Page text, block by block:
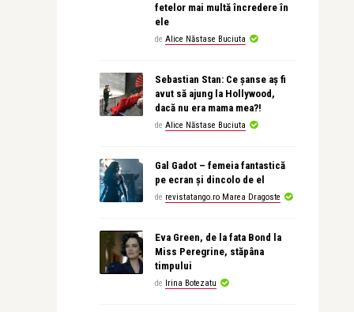
fetelor mai multă încredere în
ele
de Alice Năstase Buciuta
Sebastian Stan: Ce șanse aș fi
avut să ajung la Hollywood,
dacă nu era mama mea?!
de Alice Năstase Buciuta
Gal Gadot – femeia fantastică
pe ecran și dincolo de el
de revistatango.ro Marea Dragoste
Eva Green, de la fata Bond la
Miss Peregrine, stăpâna
timpului
de Irina Botezatu